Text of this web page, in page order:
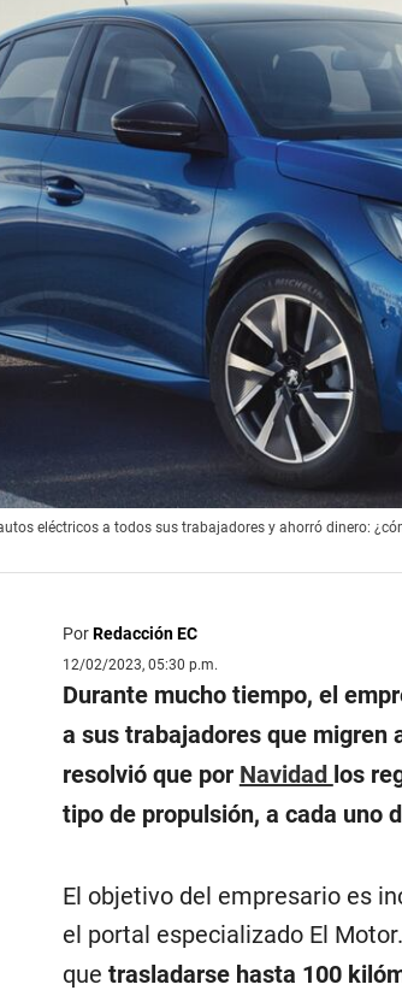
eléctricos a todos sus trabajadores y ahorró dinero:
PorRedacción EC
12/02/2023, 05:30 p.m.
Durante mucho tiempo, el
a sus trabajadores que migren
resolvió que por Navidad los
tipo de propulsión, a cada uno
El objetivo del empresario es
el portal especializado El
que trasladarse hasta 100